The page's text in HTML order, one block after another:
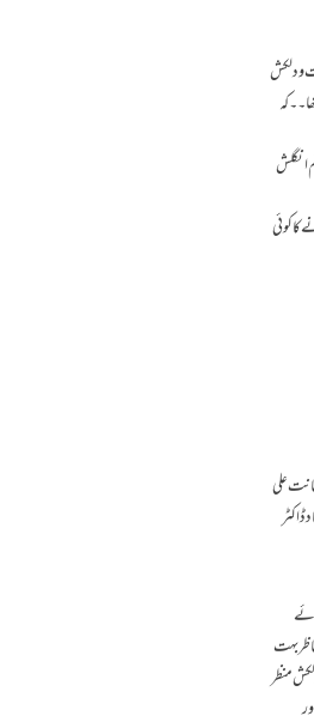
و دلکش
انگلش
کا کوئی
علی
بہت
منظر